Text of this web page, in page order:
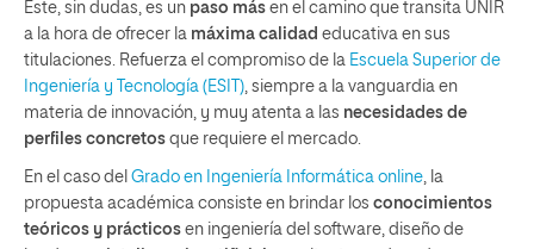
Este, sin dudas, es un paso más en el camino que transita UNIR
a la hora de ofrecer la máxima calidad educativa en sus
titulaciones. Refuerza el compromiso de la Escuela Superior de
Ingeniería y Tecnología (ESIT), siempre a la vanguardia en
materia de innovación, y muy atenta a las necesidades de
perfiles concretos que requiere el mercado.
En el caso del Grado en Ingeniería Informática online, la
propuesta académica consiste en brindar los conocimientos
teóricos y prácticos en ingeniería del software, diseño de